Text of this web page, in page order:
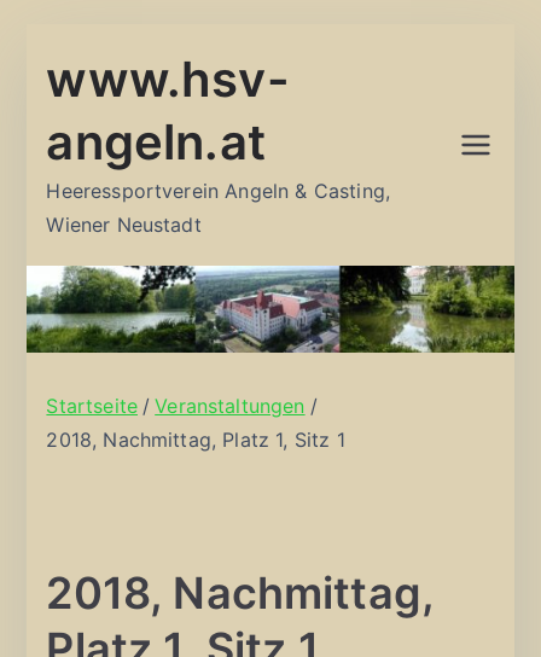
Inhalt
www.hsv-
angeln.at
Heeressportverein Angeln & Casting,
Wiener Neustadt
Startseite
Veranstaltungen
2018, Nachmittag, Platz 1, Sitz 1
2018, Nachmittag,